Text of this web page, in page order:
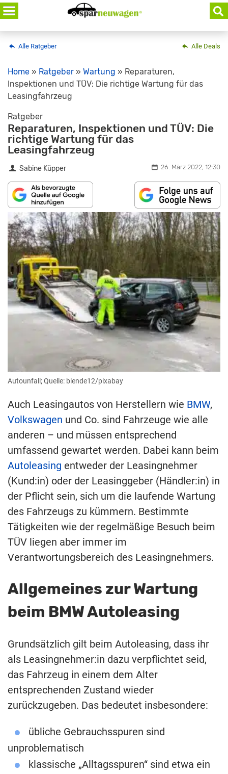
Skip
to
content
Alle Deals
Alle Ratgeber
Home » Ratgeber » Wartung » Reparaturen,
Inspektionen und TÜV: Die richtige Wartung für das
Leasingfahrzeug
Ratgeber
Reparaturen, Inspektionen und TÜV: Die
richtige Wartung für das
Leasingfahrzeug
Sabine Küpper 26. März 2022, 12:30
Autounfall; Quelle: blende12/pixabay
Auch Leasingautos von Herstellern wie BMW,
Volkswagen und Co. sind Fahrzeuge wie alle
anderen – und müssen entsprechend
umfassend gewartet werden. Dabei kann beim
Autoleasing entweder der Leasingnehmer
(Kund:in) oder der Leasinggeber (Händler:in) in
der Pflicht sein, sich um die laufende Wartung
des Fahrzeugs zu kümmern. Bestimmte
Tätigkeiten wie der regelmäßige Besuch beim
TÜV liegen aber immer im
Verantwortungsbereich des Leasingnehmers.
Allgemeines zur Wartung
beim BMW Autoleasing
Grundsätzlich gilt beim Autoleasing, dass ihr
als Leasingnehmer:in dazu verpflichtet seid,
das Fahrzeug in einem dem Alter
entsprechenden Zustand wieder
zurückzugeben. Das bedeutet insbesondere:
übliche Gebrauchsspuren sind
unproblematisch
klassische „Alltagsspuren“ sind etwa ein